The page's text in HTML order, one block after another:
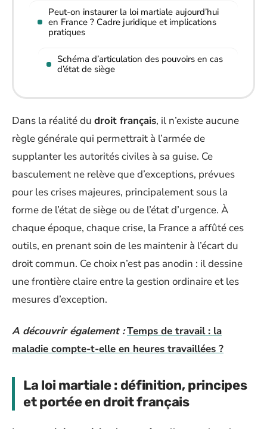
Peut-on instaurer la loi martiale aujourd’hui
en France ? Cadre juridique et implications
pratiques
Schéma d’articulation des pouvoirs en cas
d’état de siège
Dans la réalité du droit français, il n’existe aucune
règle générale qui permettrait à l’armée de
supplanter les autorités civiles à sa guise. Ce
basculement ne relève que d’exceptions, prévues
pour les crises majeures, principalement sous la
forme de l’état de siège ou de l’état d’urgence. À
chaque époque, chaque crise, la France a affûté ces
outils, en prenant soin de les maintenir à l’écart du
droit commun. Ce choix n’est pas anodin : il dessine
une frontière claire entre la gestion ordinaire et les
mesures d’exception.
A découvrir également :Temps de travail : la
maladie compte-t-elle en heures travaillées ?
La loi martiale : définition, principes
et portée en droit français